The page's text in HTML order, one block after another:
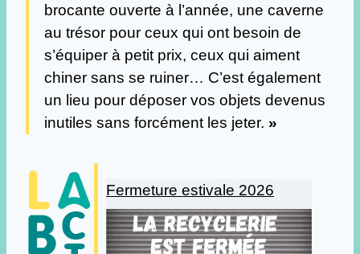
brocante ouverte à l’année, une caverne
au trésor pour ceux qui ont besoin de
s’équiper à petit prix, ceux qui aiment
chiner sans se ruiner… C’est également
un lieu pour déposer vos objets devenus
inutiles sans forcément les jeter. »
Fermeture estivale 2026